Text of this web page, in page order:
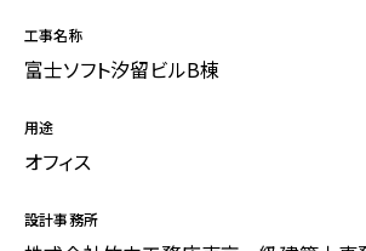
工事名称
富士ソフト汐留ビルB棟
用途
オフィス
設計事務所